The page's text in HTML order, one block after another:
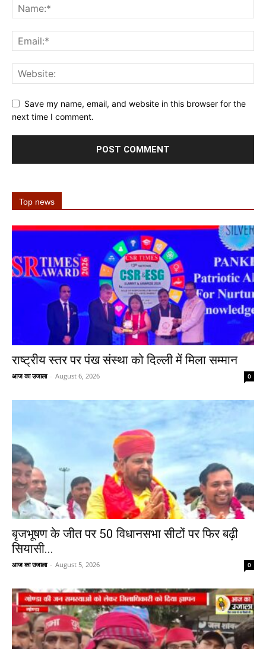
Save my name, email, and website in this browser for the
next time I comment.
Top news
राष्ट्रीय स्तर पर पंख संस्था को दिल्ली में मिला सम्मान
आज का उजाला - August 6, 2026 0
बृजभूषण के जीत पर 50 विधानसभा सीटों पर फिर बढ़ी
सियासी...
आज का उजाला - August 5, 2026 0